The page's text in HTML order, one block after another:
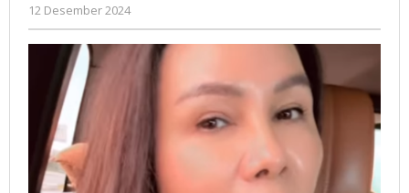
Seperti
Biasa,
Ya
12 Desember 2024
Gatot
Susanto